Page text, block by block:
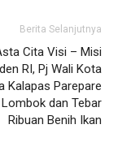
Berita Selanjutnya
Cita Visi – Misi
RI, Pj Wali Kota
Kalapas Parepare
dan Tebar
Ribuan Benih Ikan